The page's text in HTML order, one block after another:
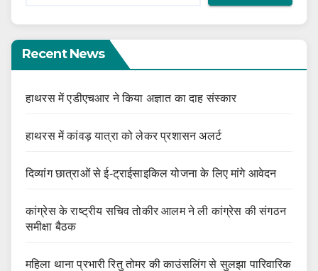
Recent News
हाथरस में एडीएचआर ने किया अज्ञात का दाह संस्कार
हाथरस में कांवड़ यात्रा को लेकर प्रशासन अलर्ट
दिव्यांग छात्राओं से ई-ट्राईसाइकिल योजना के लिए मांगे आवेदन
कांग्रेस के राष्ट्रीय सचिव तोकीर आलम ने ली कांग्रेस की संगठन
समीक्षा बैठक
महिला थाना प्रभारी रितु तोमर की काउंसलिंग से सुलझा पारिवारिक